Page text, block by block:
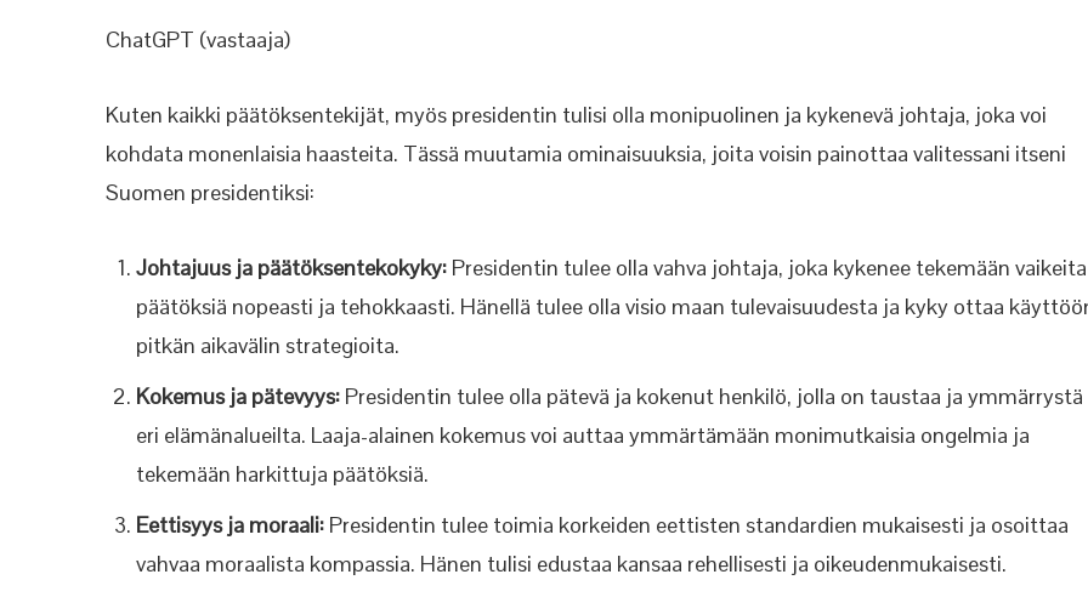
ChatGPT (vastaaja)
Kuten kaikki päätöksentekijät, myös presidentin tulisi olla monipuolinen ja kykenevä johtaja, joka voi
kohdata monenlaisia haasteita. Tässä muutamia ominaisuuksia, joita voisin painottaa valitessani itseni
Suomen presidentiksi:
Johtajuus ja päätöksentekokyky: Presidentin tulee olla vahva johtaja, joka kykenee tekemään vaikeita
päätöksiä nopeasti ja tehokkaasti. Hänellä tulee olla visio maan tulevaisuudesta ja kyky ottaa
pitkän aikavälin strategioita.
Kokemus ja pätevyys: Presidentin tulee olla pätevä ja kokenut henkilö, jolla on taustaa ja ymmärrystä
eri elämänalueilta. Laaja-alainen kokemus voi auttaa ymmärtämään monimutkaisia ongelmia ja
tekemään harkittuja päätöksiä.
Eettisyys ja moraali: Presidentin tulee toimia korkeiden eettisten standardien mukaisesti ja osoittaa
vahvaa moraalista kompassia. Hänen tulisi edustaa kansaa rehellisesti ja oikeudenmukaisesti.